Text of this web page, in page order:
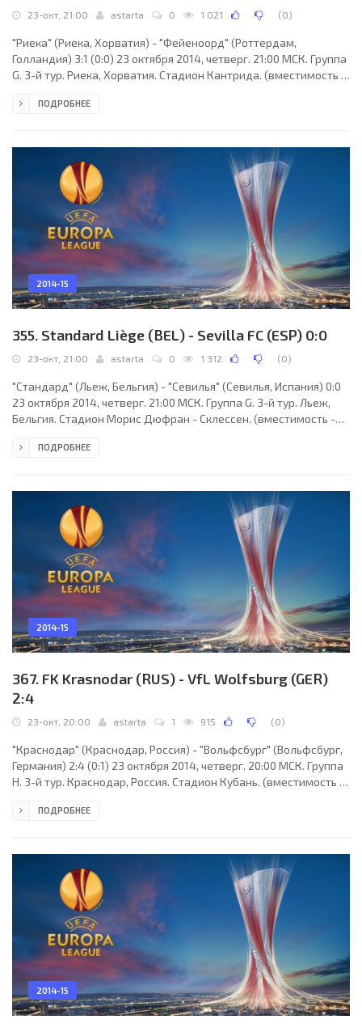
23-окт, 21:00 astarta 0 1 021 (0)
"Риека" (Риека, Хорватия) - "Фейеноорд" (Роттердам,
Голландия) 3:1 (0:0) 23 октября 2014, четверг. 21:00 МСК. Группа
G. 3-й тур. Риека, Хорватия. Стадион Кантрида. (вместимость -
Неббен (Норвегия), Ян-Эрик Энган (Норвегия). Резервный:
Митрович, Марин Леовац, Мато Яяло, Горан Цвиянович, Мойзес
(Иван Крстанович, 89), Ведран Югович
ПОДРОБНЕЕ
2014-15
355. Standard Liège (BEL) - Sevilla FC (ESP) 0:0
23-окт, 21:00 astarta 0 1 312 (0)
"Стандард" (Льеж, Бельгия) - "Севилья" (Севилья, Испания) 0:0
23 октября 2014, четверг. 21:00 МСК. Группа G. 3-й тур. Льеж,
Бельгия. Стадион Морис Дюфран - Склессен. (вместимость -
Эйсой (Турция), Оркун Акташ (Турция). Резервный: Серкан Ок
Джоффри Биа Муянги (Хонатан Виера, 80), Эйонг Эно (Джефф
Луис, 68), Поль-Жозе Мпоку,
ПОДРОБНЕЕ
2014-15
367. FK Krasnodar (RUS) - VfL Wolfsburg (GER)
2:4
23-окт, 20:00 astarta 1 915 (0)
"Краснодар" (Краснодар, Россия) - "Вольфсбург" (Вольфсбург,
Германия) 2:4 (0:1) 23 октября 2014, четверг. 20:00 МСК. Группа
H. 3-й тур. Краснодар, Россия. Стадион Кубань. (вместимость -
Миранда (Португалия), Руй Тавареш (Португалия). Резервный:
Рагнар Сигурдссон, Павел Мамаев (Руслан Аджинджал, 68),
Юрий Газинский (Сергей Петров,
ПОДРОБНЕЕ
2014-15